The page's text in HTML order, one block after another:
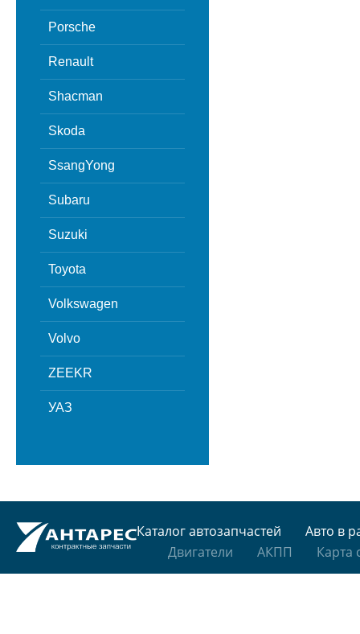
Porsche
Renault
Shacman
Skoda
SsangYong
Subaru
Suzuki
Toyota
Volkswagen
Volvo
ZEEKR
УАЗ
Каталог автозапчастей
Авто в
Двигатели
АКПП Карта